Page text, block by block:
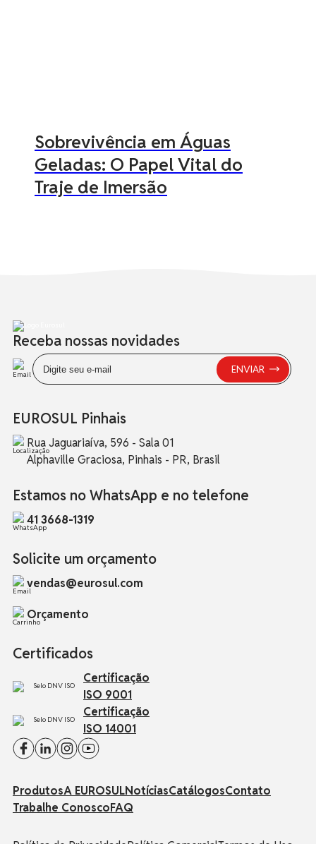
Sobrevivência em Águas
Geladas: O Papel Vital do
Traje de Imersão
Receba nossas novidades
EUROSUL Pinhais
Rua Jaguariaíva, 596 - Sala 01
Alphaville Graciosa, Pinhais - PR, Brasil
Estamos no WhatsApp e no telefone
41 3668-1319
Solicite um orçamento
vendas@eurosul.com
Orçamento
Certificados
Certificação
ISO 9001
Certificação
ISO 14001
ProdutosA EUROSULNotíciasCatálogosContato
Trabalhe ConoscoFAQ